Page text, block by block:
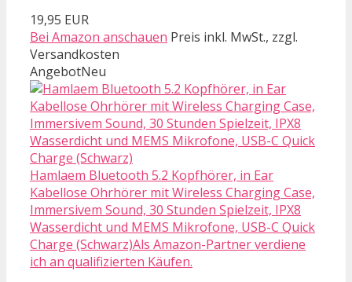
19,95 EUR
Bei Amazon anschauen Preis inkl. MwSt., zzgl.
Versandkosten
AngebotNeu
Hamlaem Bluetooth 5.2 Kopfhörer, in Ear
Kabellose Ohrhörer mit Wireless Charging Case,
Immersivem Sound, 30 Stunden Spielzeit, IPX8
Wasserdicht und MEMS Mikrofone, USB-C Quick
Charge (Schwarz)Als Amazon-Partner verdiene
ich an qualifizierten Käufen.